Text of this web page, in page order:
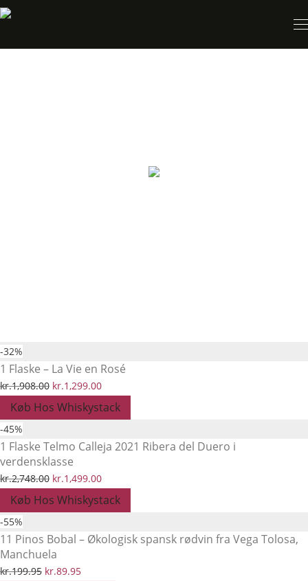
-32%
1 Flaske – La Vie en Rosé
kr.1,908.00 Den
oprindelige
pris
var:
kr.1,908.00.
kr.1,299.00Den
aktuelle
pris
er:
Køb Hos Whiskystack
-45%
1 Flaske Telmo Calleja 2021 Ribera del Duero i
verdensklasse
kr.2,748.00 Den
oprindelige
pris
var:
kr.2,748.00.
kr.1,499.00Den
aktuelle
pris
er:
Køb Hos Whiskystack
-55%
11 Pinos Bobal – Økologisk spansk rødvin fra Vega Tolosa,
Manchuela
kr.199.95 Den
kr.89.95Den